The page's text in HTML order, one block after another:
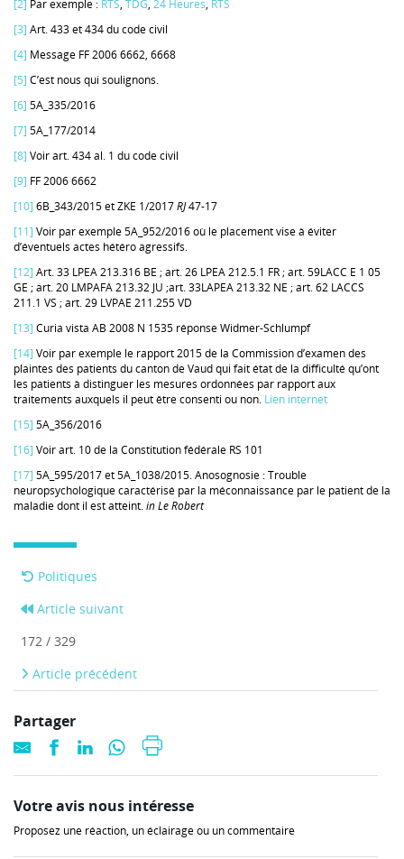
[2] Par exemple : RTS, TDG, 24 Heures, RTS
[3] Art. 433 et 434 du code civil
[4] Message FF 2006 6662, 6668
[5] C’est nous qui soulignons.
[6] 5A_335/2016
[7] 5A_177/2014
[8] Voir art. 434 al. 1 du code civil
[9] FF 2006 6662
[10] 6B_343/2015 et ZKE 1/2017RJ47-17
[11] Voir par exemple 5A_952/2016 où le placement vise à éviter
d’éventuels actes hétéro agressifs.
[12] Art. 33 LPEA 213.316 BE ; art. 26 LPEA 212.5.1 FR ; art. 59LACC E 1 05
GE ; art. 20 LMPAFA 213.32 JU ;art. 33LAPEA 213.32 NE ; art. 62 LACCS
211.1 VS ; art. 29 LVPAE 211.255 VD
[13] Curia vista AB 2008 N 1535 réponse Widmer-Schlumpf
[14] Voir par exemple le rapport 2015 de la Commission d’examen des
plaintes des patients du canton de Vaud qui fait état de la difficulté qu’ont
les patients à distinguer les mesures ordonnées par rapport aux
traitements auxquels il peut être consenti ou non. Lien internet
[15] 5A_356/2016
[16] Voir art. 10 de la Constitution fédérale RS 101
[17] 5A_595/2017 et 5A_1038/2015. Anosognosie : Trouble
neuropsychologique caractérisé par la méconnaissance par le patient de la
maladie dont il est atteint.in Le Robert
Politiques
Article suivant
172 / 329
Article précédent
Partager
Votre avis nous intéresse
Proposez une réaction, un éclairage ou un commentaire